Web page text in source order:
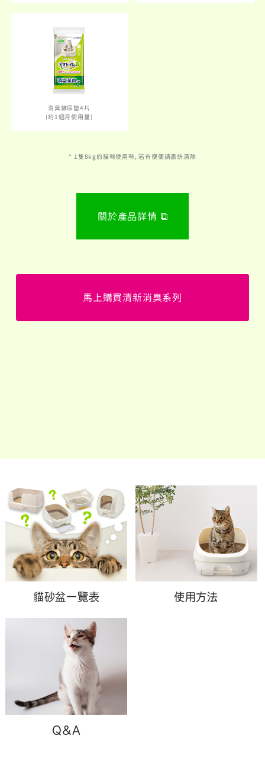
消臭貓尿墊4片
(約1個月使用量)
* 1隻8kg的貓咪使用時, 若有便便請盡快清除
關於產品詳情
馬上購買清新消臭系列
貓砂盆一覽表 使用方法
Q&A